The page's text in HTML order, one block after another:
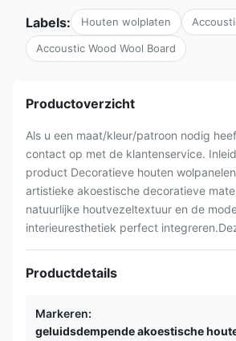
Labels: Houten wolplaten
Accoustic Wood Wool Board
Productoverzicht
Als u een maat/kleur/patroon nodig
contact op met de klantenservice.
product Decoratieve houten
artistieke akoestische decoratieve
natuurlijke houtvezeltextuur en de
interieuresthetiek perfect
Productdetails
Markeren:
geluidsdempende akoestische